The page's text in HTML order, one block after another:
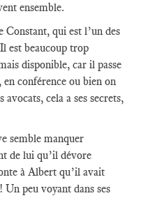
ensemble.
Constant, qui est l’un des
est beaucoup trop
disponible, car il passe
conférence ou bien on
cela a ses secrets,
semble manquer
de lui qu’il dévore
à Albert qu’il avait
peu voyant dans ses